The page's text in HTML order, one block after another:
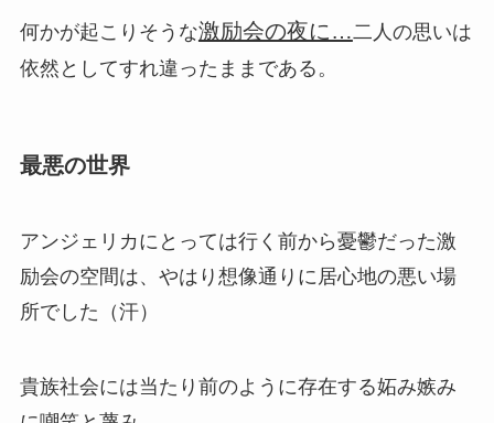
何かが起こりそうな激励会の夜に… 二人の思いは
依然としてすれ違ったままである。
最悪の世界
アンジェリカにとっては行く前から憂鬱だった激
励会の空間は、やはり想像通りに居心地の悪い場
所でした（汗）
貴族社会には当たり前のように存在する妬み嫉み